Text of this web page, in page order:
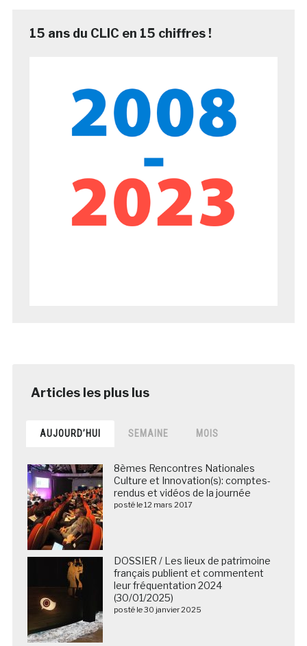
15 ans du CLIC en 15 chiffres !
AUJOURD’HUI SEMAINE MOIS
8èmes Rencontres Nationales
Culture et Innovation(s): comptes-
rendus et vidéos de la journée
posté le 12 mars 2017
DOSSIER / Les lieux de patrimoine
français publient et commentent
leur fréquentation 2024
(30/01/2025)
posté le 30 janvier 2025